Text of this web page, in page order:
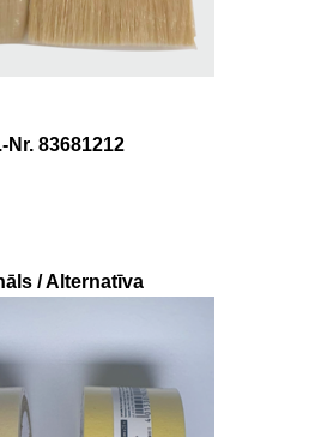
Nr. 83681212
/ Alternatīva